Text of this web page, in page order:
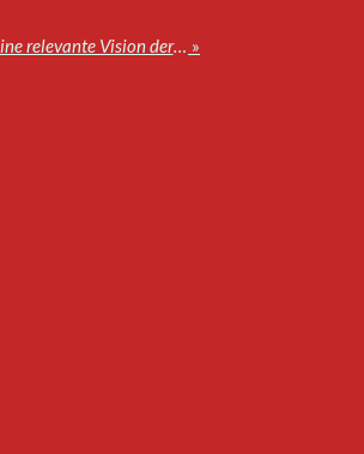
World Law Congress 2025: Marokko präsentiert seine relevante Vision der Rechtsstaatlichkeit und seinen Autonomieplan »